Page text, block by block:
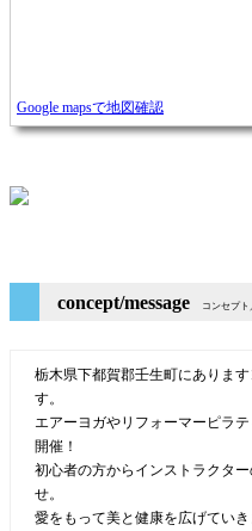
Google mapsで地図確認
concept/message コンセプ
栃木県下都賀郡壬生町にありま
す。
エアーヨガやリフォーマーピラ
開催！
初心者の方からインストラクタ
せ。
愛をもって美と健康を広げていき